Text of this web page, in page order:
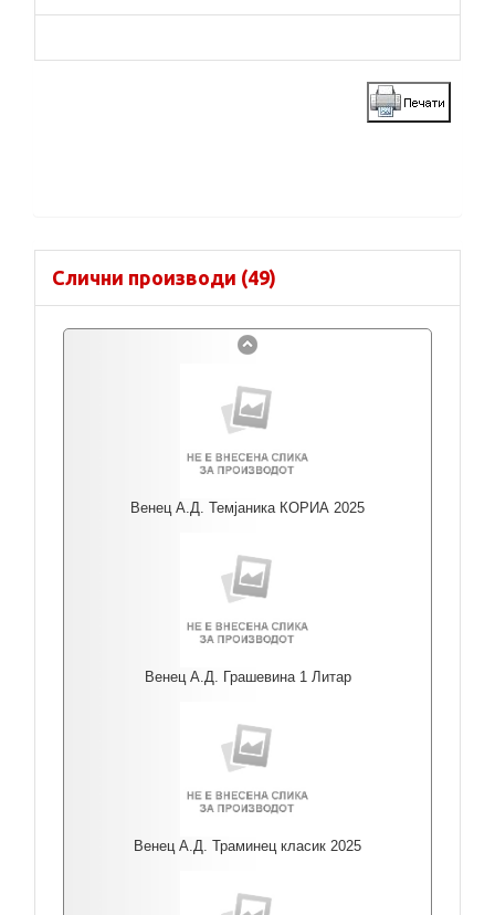
Слични производи (49)
Венец А.Д. Темјаника КОРИА 2025
Венец А.Д. Грашевина 1 Литар
Венец А.Д. Траминец класик 2025